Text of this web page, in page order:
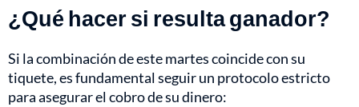
¿Qué hacer si resulta ganador?
Si la combinación de este martes coincide con su
tiquete, es fundamental seguir un protocolo estricto
para asegurar el cobro de su dinero: